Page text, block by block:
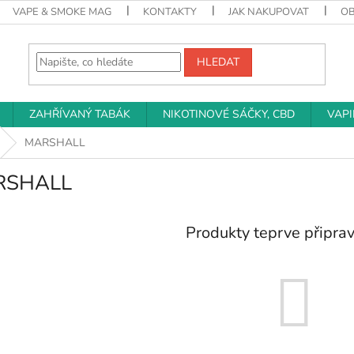
VAPE & SMOKE MAG KONTAKTY JAK NAKUPOVAT
HLEDAT
ZAHŘÍVANÝ TABÁK NIKOTINOVÉ SÁČKY, CBD
MARSHALL
Produkty teprve